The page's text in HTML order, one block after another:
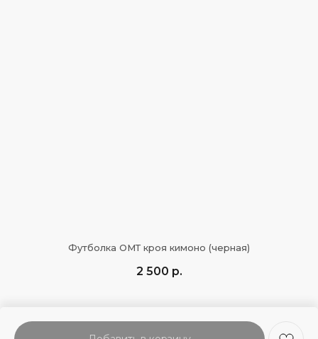
Футболка ОМТ кроя кимоно (черная)
2 500 р.